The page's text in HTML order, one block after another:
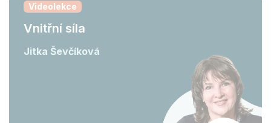
Videolekce
Vnitřní síla
Jitka Ševčíková